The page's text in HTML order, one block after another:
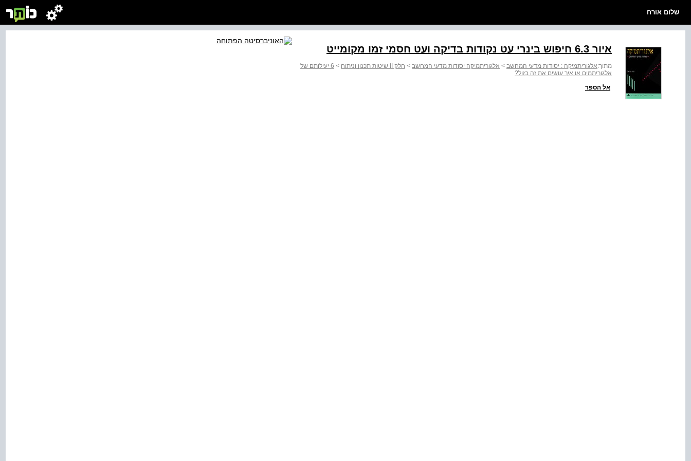
שלום אורח
איור ‭6.3‬ חיפוש בינרי עט נקודות בדיקה ועט חסמי זמו מקומייט
מתוך:אלגוריתמיקה : יסודות מדעי המחשב > אלגוריתמיקה יסודות מדעי המחשב > חלק II שיטות תכנון וניתוח >
6 יעילותם של
אלגוריתמים או איך עושים את זה בזול?
אל הספר